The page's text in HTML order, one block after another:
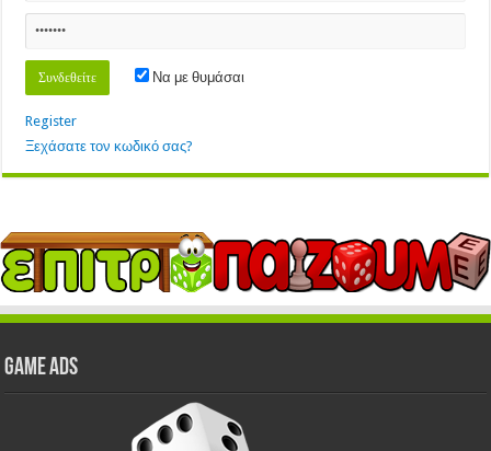
Να με θυμάσαι
Register
Ξεχάσατε τον κωδικό σας?
GAME ADS